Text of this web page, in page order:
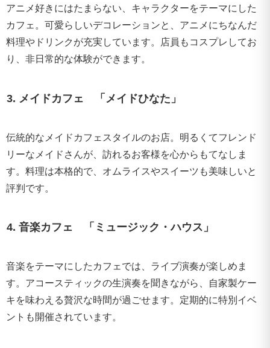
アニメ好きにはたまらない、キャラクターをテーマにした
カフェ。可愛らしいデコレーションと、アニメにちなんだ
料理やドリンクが充実しています。店員もコスプレしてお
り、非日常的な体験ができます。
3. メイドカフェ 「メイドひなた」
伝統的なメイドカフェスタイルのお店。明るくてフレンド
リーなメイドさんが、訪れるお客様を心からもてなしま
す。料理は本格的で、オムライスやスイーツも美味しいと
評判です。
4. 音楽カフェ 「ミュージック・ハウス」
音楽をテーマにしたカフェでは、ライブ演奏が楽しめま
す。アコースティックの生演奏を聞きながら、自家製ケー
キを味わえる贅沢な時間が過ごせます。定期的に特別イベ
ントも開催されています。